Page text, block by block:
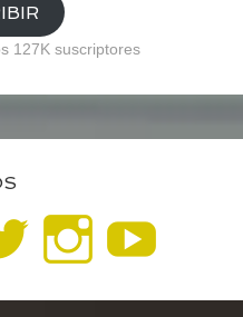
127K suscriptores
Ver
perfil
Ver
perfil